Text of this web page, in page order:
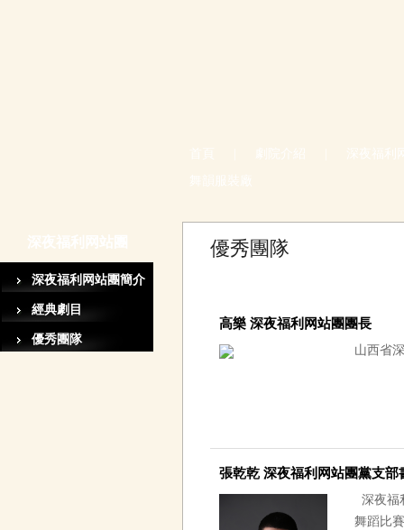
深夜福利网站團簡介
經典劇目
優秀團隊
優秀團隊
高樂 深夜福利网站團團長
山西省深
張乾乾 深夜福利网站團黨支部
深夜福
舞蹈比賽